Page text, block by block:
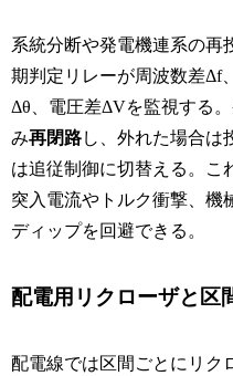
系統分断や発電機連系の再
期判定リレーが周波数差Δf
Δθ、電圧差ΔVを監視する
み再閉路し、外れた場合は
は追従制御に切替える。こ
突入電流やトルク衝撃、機
ディップを回避できる。
配電用リクローザと区
配電線では区間ごとにリク